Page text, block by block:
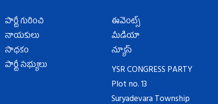
పార్టీ గురించి
నాయకులు
సాధకం
పార్టీ సభ్యులు
ఈవెంట్స్
మీడియా
న్యూస్
YSR CONGRESS PARTY
Plot no. 13
Suryadevara Township